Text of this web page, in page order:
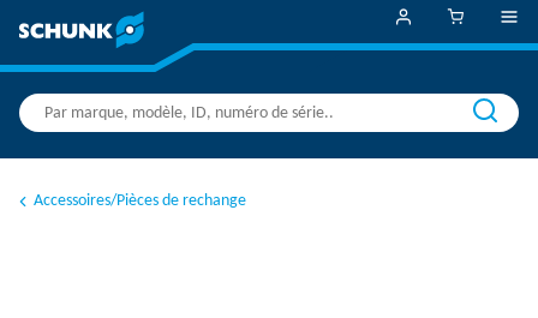
Accessoires/Pièces de rechange